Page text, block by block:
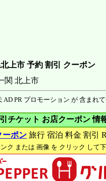
上市 予約 割引 クーポン
関 北上市
PR プロモーション が 含まれて
チケット お店クーポン 情
ーポン 旅行 宿泊 料金 割引
ク または 画像 を クリック して